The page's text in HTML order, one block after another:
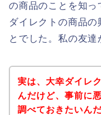
の商品のことを知っ
ダイレクトの商品の
とでした。私の友達
実は、大幸ダイレ
んだけど、事前に
調べておきたいん